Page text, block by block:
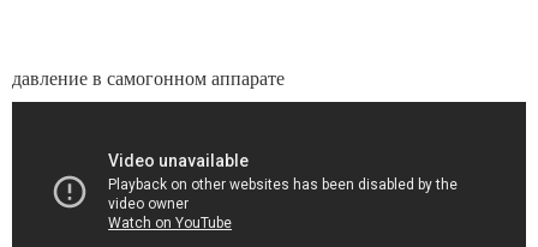
давление в самогонном аппарате